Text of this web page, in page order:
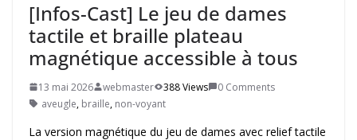
[Infos-Cast] Le jeu de dames
tactile et braille plateau
magnétique accessible à tous
13 mai 2026 webmaster 388 Views
0 Comments
aveugle, braille, non-voyant
La version magnétique du jeu de dames avec relief tactile